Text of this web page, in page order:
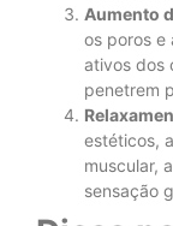
Aumento
os poros e
ativos dos
penetrem
estéticos,
muscular,
sensação